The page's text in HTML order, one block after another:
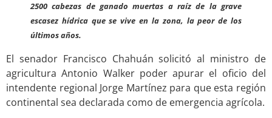
2500 cabezas de ganado muertas a raíz de la grave
escasez hídrica que se vive en la zona, la peor de los
últimos años.
El senador Francisco Chahuán solicitó al ministro de
agricultura Antonio Walker poder apurar el oficio del
intendente regional Jorge Martínez para que esta región
continental sea declarada como de emergencia agrícola.